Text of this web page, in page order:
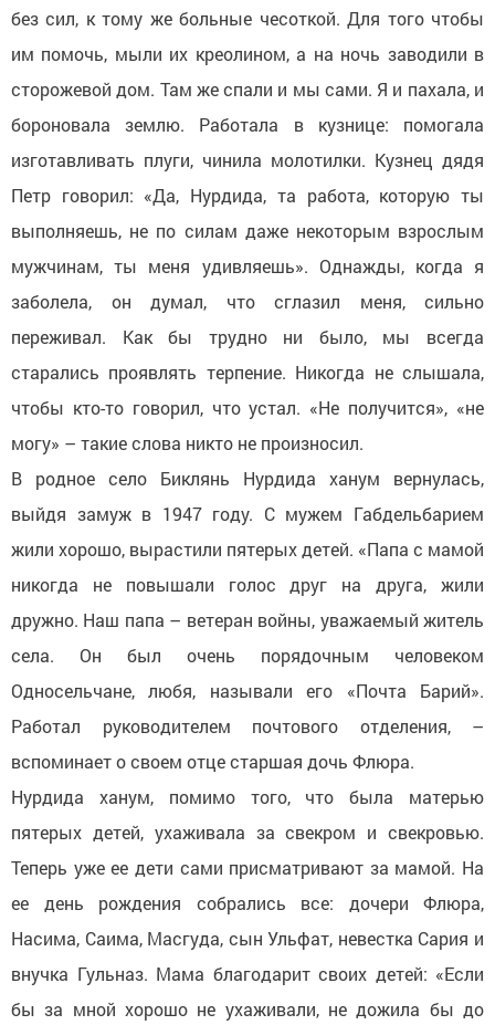
без сил, к тому же больные чесоткой. Для того чтобы
им помочь, мыли их креолином, а на ночь заводили в
сторожевой дом. Там же спали и мы сами. Я и пахала, и
бороновала землю. Работала в кузнице: помогала
изготавливать плуги, чинила молотилки. Кузнец дядя
Петр говорил: «Да, Нурдида, та работа, которую ты
выполняешь, не по силам даже некоторым взрослым
мужчинам, ты меня удивляешь». Однажды, когда я
заболела, он думал, что сглазил меня, сильно
переживал. Как бы трудно ни было, мы всегда
старались проявлять терпение. Никогда не слышала,
чтобы кто-то говорил, что устал. «Не получится», «не
могу» – такие слова никто не произносил.
В родное село Биклянь Нурдида ханум вернулась,
выйдя замуж в 1947 году. С мужем Габдельбарием
жили хорошо, вырастили пятерых детей. «Папа с мамой
никогда не повышали голос друг на друга, жили
дружно. Наш папа – ветеран войны, уважаемый житель
села. Он был очень порядочным человеком
Односельчане, любя, называли его «Почта Барий».
Работал руководителем почтового отделения, –
вспоминает о своем отце старшая дочь Флюра.
Нурдида ханум, помимо того, что была матерью
пятерых детей, ухаживала за свекром и свекровью.
Теперь уже ее дети сами присматривают за мамой. На
ее день рождения собрались все: дочери Флюра,
Насима, Саима, Масгуда, сын Ульфат, невестка Сария и
внучка Гульназ. Мама благодарит своих детей: «Если
бы за мной хорошо не ухаживали, не дожила бы до